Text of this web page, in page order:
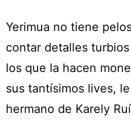
Yerimua no tiene
contar detalles
los que la hacen
sus tantísimos lives,
hermano de Karely